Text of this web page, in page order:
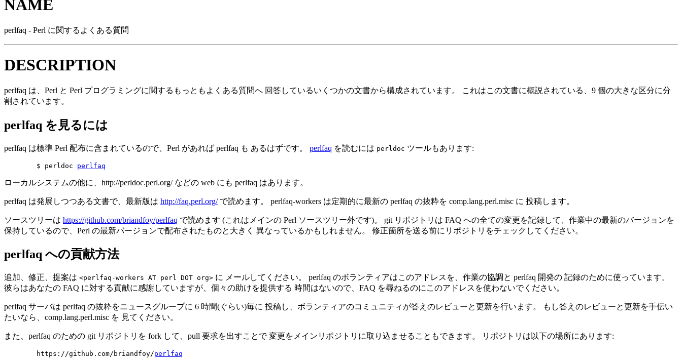
NAME
perlfaq - Perl に関するよくある質問
DESCRIPTION
perlfaq は、Perl と Perl プログラミングに関するもっともよくある質問へ 回答しているいくつかの文書から構成されています。 これはこの文書に概説されている、9 個の大きな区分に分
割されています。
perlfaq を見るには
perlfaq は標準 Perl 配布に含まれているので、Perl があれば perlfaq も あるはずです。 perlfaq を読むには perldoc ツールもあります:
        $ perldoc
perlfaq
ローカルシステムの他に、http://perldoc.perl.org/ などの web にも perlfaq はあります。
perlfaq は発展しつつある文書で、最新版は http://faq.perl.org/で読めます。 perlfaq-workers は定期的に最新の perlfaq の抜粋を comp.lang.perl.misc に 投稿します。
ソースツリーは https://github.com/briandfoy/perlfaq で読めます (これはメインの Perl ソースツリー外です)。 git リポジトリは FAQ への全ての変更を記録して、作業中の最新のバージョンを
保持しているので、Perl の最新バージョンで配布されたものと大きく 異なっているかもしれません。 修正箇所を送る前にリポジトリをチェックしてください。
perlfaq への貢献方法
追加、修正、提案は <perlfaq-workers AT perl DOT org> に メールしてください。 perlfaq のボランティアはこのアドレスを、作業の協調と perlfaq 開発の 記録のために使っています。
彼らはあなたの FAQ に対する貢献に感謝していますが、個々の助けを提供する 時間はないので、FAQ を尋ねるのにこのアドレスを使わないでください。
perlfaq サーバは perlfaq の抜粋をニュースグループに 6 時間(ぐらい)毎に 投稿し、ボランティアのコミュニティが答えのレビューと更新を行います。 もし答えのレビューと更新を手伝い
たいなら、comp.lang.perl.misc を 見てください。
また、perlfaq のための git リポジトリを fork して、pull 要求を出すことで 変更をメインリポジトリに取り込ませることもできます。 リポジトリは以下の場所にあります:
        https://github.com/briandfoy/
perlfaq